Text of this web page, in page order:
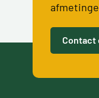
Contact